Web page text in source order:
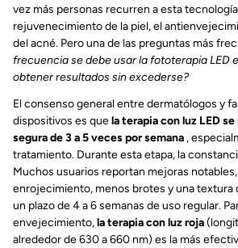
vez más personas recurren a esta
rejuvenecimiento de la piel, el
del acné. Pero una de las preguntas más
frecuencia se debe usar la fototerapia LED
obtener resultados sin excederse?
El consenso general entre dermatólogos y
dispositivos es quela terapia con luz LED
segura de 3 a 5 veces por semana ,
tratamiento. Durante esta etapa, la
Muchos usuarios reportan mejoras
enrojecimiento, menos brotes y una textura
un plazo de 4 a 6 semanas de uso regular.
envejecimiento,la terapia con luz roja
alrededor de 630 a 660 nm) es la más